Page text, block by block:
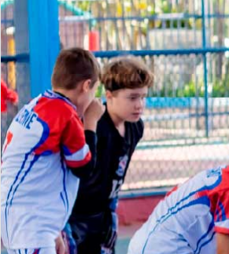
Lista de vídeos
NOSSOCANAL